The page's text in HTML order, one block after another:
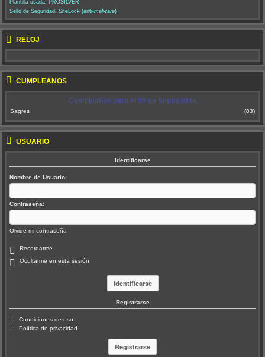
Plantilla usada: PROSILVER
Sello de Seguridad: SiteLock (anti-malware)
RELOJ
CUMPLEAÑOS
Cumpleaños para el 05 de Septiembre
Sagres (83)
USUARIO
Identificarse
Nombre de Usuario:
Contraseña:
Olvidé mi contraseña
Recordarme
Ocultarme en esta sesión
Registrarse
Condiciones de uso
Política de privacidad